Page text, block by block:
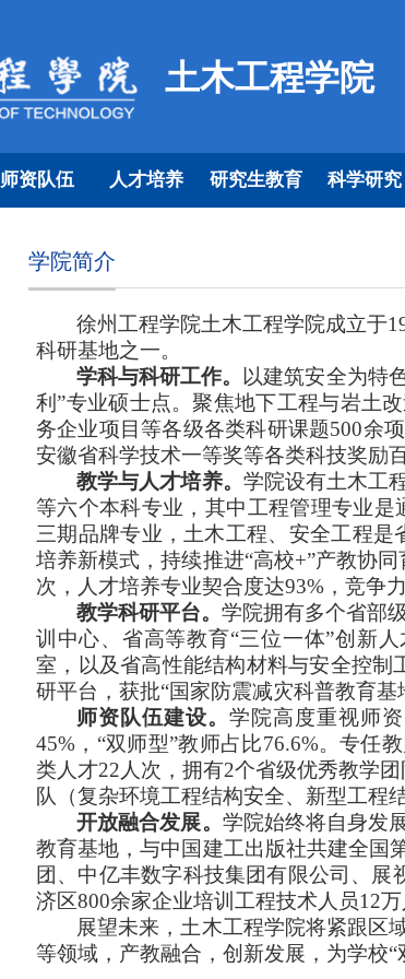
土木工程学院
师资队伍 人才培养 研究生教育 科学研究
学院简介
徐州工程学院土木工程学院成立于
科研基地之一。
学科与科研工作。
以建筑安全为特
利”专业硕士点。聚焦地下工程与岩土
务企业项目等各级各类科研课题500余
安徽省科学技术一等奖等各类科技奖励
教学与人才培养。 学院设有土木工
等六个本科专业，其中工程管理专业
三期品牌专业，土木工程、安全工程
培养新模式，持续推进“高校+”产教协
次，人才培养专业契合度达93% ，竞争
教学科研平台。学院拥有多个省部
训中心、省高等教育“三位一体”创新
室，以及省高性能结构材料与安全控
研平台，获批“国家防震减灾科普教育基
师资队伍建设。 学院高度重视师
45% ，“双师型”教师占比76.6%。专任
类人才22 人次，拥有2个省级优秀教学
队（复杂环境工程结构安全、新型工程
开放融合发展。 学院始终将自身发
教育基地，与中国建工出版社共建全国
团、 中亿丰数字科技集团有限公司、展
济区800余家企业培训工程技术人员12万
展望未来，土木工程学院将紧跟区
等领域，产教融合，创新发展，为学校“